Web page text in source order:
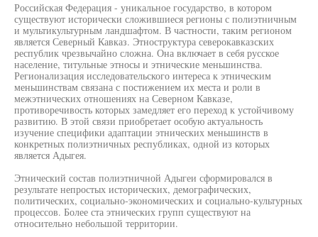
Российская Федерация - уникальное государство, в котором
существуют исторически сложившиеся регионы с полиэтничным
и мультикультурным ландшафтом. В частности, таким регионом
является Северный Кавказ. Этноструктура северокавказских
республик чрезвычайно сложна. Она включает в себя русское
население, титульные этносы и этнические меньшинства.
Регионализация исследовательского интереса к этническим
меньшинствам связана с постижением их места и роли в
межэтнических отношениях на Северном Кавказе,
противоречивость которых замедляет его переход к устойчивому
развитию. В этой связи приобретает особую актуальность
изучение специфики адаптации этнических меньшинств в
конкретных полиэтничных республиках, одной из которых
является Адыгея.
Этнический состав полиэтничной Адыгеи сформировался в
результате непростых исторических, демографических,
политических, социально-экономических и социально-культурных
процессов. Более ста этнических групп существуют на
относительно небольшой территории.